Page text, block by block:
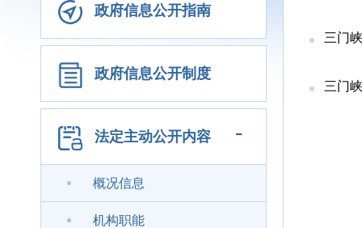
政府信息公开指南
政府信息公开制度
法定主动公开内容 -
概况信息
机构职能
三门
三门